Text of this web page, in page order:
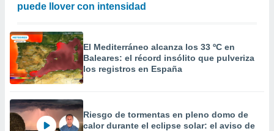
puede llover con intensidad
El Mediterráneo alcanza los 33 ºC en
Baleares: el récord insólito que pulveriza
los registros en España
Riesgo de tormentas en pleno domo de
calor durante el eclipse solar: el aviso de